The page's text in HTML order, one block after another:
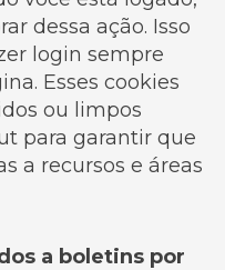
dessa ação. Isso
login sempre
Esses cookies
ou limpos
para garantir que
a recursos e áreas
a boletins por